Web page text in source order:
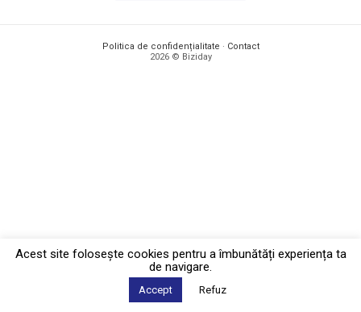
Politica de confidențialitate · Contact
2026 © Biziday
Acest site foloseşte cookies pentru a îmbunătăți experiența ta
de navigare.
Accept Refuz